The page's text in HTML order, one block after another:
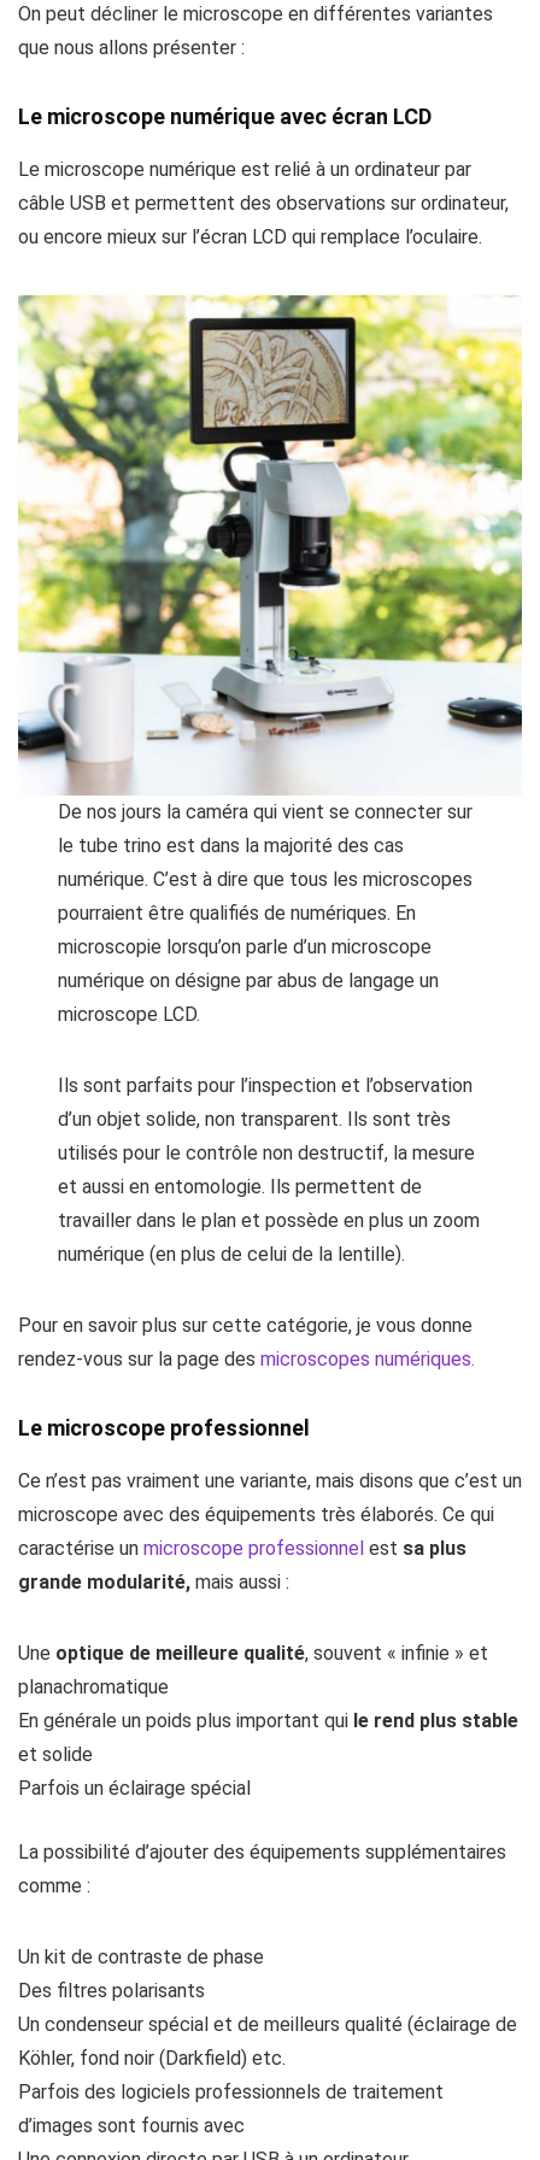
On peut décliner le microscope en différentes variantes
que nous allons présenter :
Le microscope numérique avec écran LCD
Le microscope numérique est relié à un ordinateur par
câble USB et permettent des observations sur ordinateur,
ou encore mieux sur l’écran LCD qui remplace l’oculaire.
De nos jours la caméra qui vient se connecter sur
le tube trino est dans la majorité des cas
numérique. C’est à dire que tous les microscopes
pourraient être qualifiés de numériques. En
microscopie lorsqu’on parle d’un microscope
numérique on désigne par abus de langage un
microscope LCD.
Ils sont parfaits pour l’inspection et l’observation
d’un objet solide, non transparent. Ils sont très
utilisés pour le contrôle non destructif, la mesure
et aussi en entomologie. Ils permettent de
travailler dans le plan et possède en plus un zoom
numérique (en plus de celui de la lentille).
Pour en savoir plus sur cette catégorie, je vous donne
rendez-vous sur la page des microscopes numériques.
Le microscope professionnel
Ce n’est pas vraiment une variante, mais disons que c’est un
microscope avec des équipements très élaborés. Ce qui
caractérise un microscope professionnel est sa plus
grande modularité, mais aussi :
Une optique de meilleure qualité, souvent « infinie » et
planachromatique
En générale un poids plus important qui le rend plus stable
et solide
Parfois un éclairage spécial
La possibilité d’ajouter des équipements supplémentaires
comme :
Un kit de contraste de phase
Des filtres polarisants
Un condenseur spécial et de meilleurs qualité (éclairage de
Köhler, fond noir (Darkfield) etc.
Parfois des logiciels professionnels de traitement
d’images sont fournis avec